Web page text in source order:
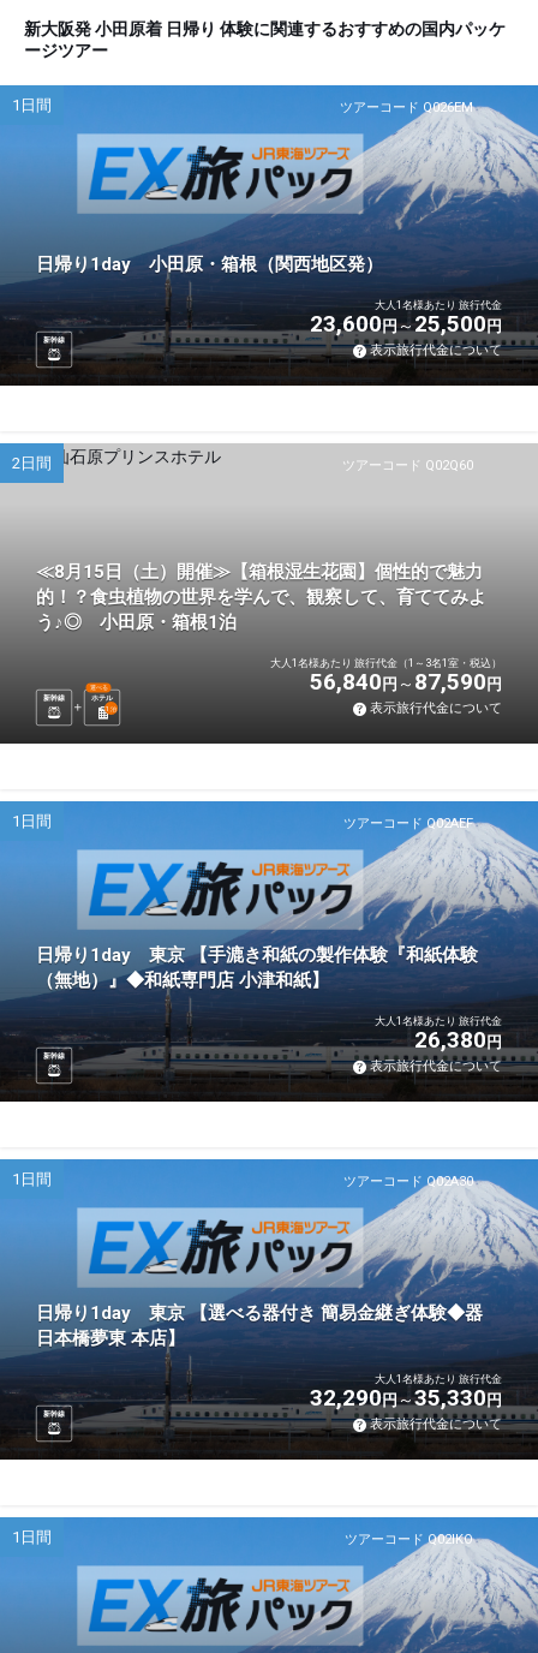
新大阪発 小田原着 日帰り 体験に関連するおすすめの国内パッケ
ージツアー
ツアーコード Q026EM
1日間
日帰り1day 小田原・箱根（関西地区発）
新幹線
大人1名様あたり 旅行代金
23,600円 25,500円
表示旅行代金について
ツアーコード Q02Q60
2日間
≪8月15日（土）開催≫【箱根湿生花園】個性的で魅力
的！？食虫植物の世界を学んで、観察して、育ててみよ
う♪◎ 小田原・箱根1泊
新幹線 ホテル
選べる
1 泊
大人1名様あたり 旅行代金（1～3名1室・税込）
56,840 円 87,590 円
表示旅行代金について
ツアーコード Q02AEF
1日間
日帰り1day 東京 【手漉き和紙の製作体験『和紙体験
（無地）』◆和紙専門店 小津和紙】
新幹線
大人1名様あたり 旅行代金
26,380円
表示旅行代金について
ツアーコード Q02A30
1日間
日帰り1day 東京 【選べる器付き 簡易金継ぎ体験◆器
日本橋夢東 本店】
新幹線
大人1名様あたり 旅行代金
32,290円 35,330円
表示旅行代金について
ツアーコード Q02IKO
1日間